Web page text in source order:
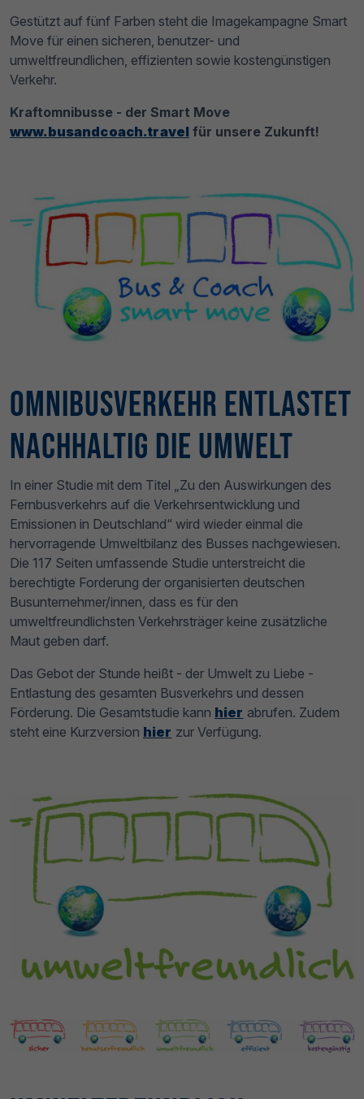
Gestützt auf fünf Farben steht die Imagekampagne Smart
Move für einen sicheren, benutzer- und
umweltfreundlichen, effizienten sowie kostengünstigen
Verkehr.
Kraftomnibusse - der Smart Move
www.busandcoach.travel für unsere Zukunft!
Omnibusverkehr entlastet
nachhaltig die Umwelt
In einer Studie mit dem Titel „Zu den Auswirkungen des
Fernbusverkehrs auf die Verkehrsentwicklung und
Emissionen in Deutschland“ wird wieder einmal die
hervorragende Umweltbilanz des Busses nachgewiesen.
Die 117 Seiten umfassende Studie unterstreicht die
berechtigte Forderung der organisierten deutschen
Busunternehmer/innen, dass es für den
umweltfreundlichsten Verkehrsträger keine zusätzliche
Maut geben darf.
Das Gebot der Stunde heißt - der Umwelt zu Liebe -
Entlastung des gesamten Busverkehrs und dessen
Förderung. Die Gesamtstudie kann hier abrufen. Zudem
steht eine Kurzversion hier zur Verfügung.